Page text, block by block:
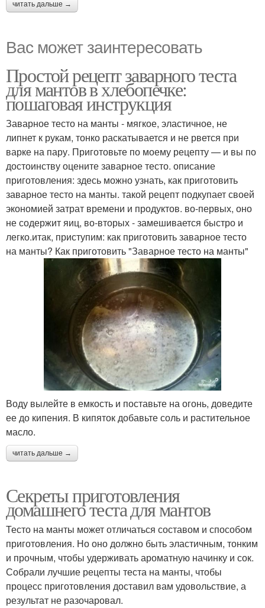
читать дальше →
Вас может заинтересовать
Простой рецепт заварного теста
для мантов в хлебопечке:
пошаговая инструкция
Заварное тесто на манты - мягкое, эластичное, не
липнет к рукам, тонко раскатывается и не рвется при
варке на пару. Приготовьте по моему рецепту — и вы по
достоинству оцените заварное тесто. описание
приготовления: здесь можно узнать, как приготовить
заварное тесто на манты. такой рецепт подкупает своей
экономией затрат времени и продуктов. во-первых, оно
не содержит яиц, во-вторых - замешивается быстро и
легко.итак, приступим: как приготовить заварное тесто
на манты? Как приготовить "Заварное тесто на манты"
Воду вылейте в емкость и поставьте на огонь, доведите
ее до кипения. В кипяток добавьте соль и растительное
масло.
читать дальше →
Секреты приготовления
домашнего теста для мантов
Тесто на манты может отличаться составом и способом
приготовления. Но оно должно быть эластичным, тонким
и прочным, чтобы удерживать ароматную начинку и сок.
Собрали лучшие рецепты теста на манты, чтобы
процесс приготовления доставил вам удовольствие, а
результат не разочаровал.